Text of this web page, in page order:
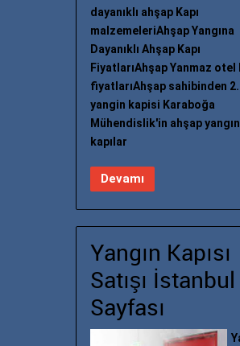
dayanıklı ahşap Kapı
malzemeleriAhşap Yangına
Dayanıklı Ahşap Kapı
FiyatlarıAhşap Yanmaz otel
fiyatlarıAhşap sahibinden 2.
yangin kapisi Karaboğa
Mühendislik'in ahşap yangın
kapılar
Devamı
Yangın Kapısı
Satışı İstanbul
Sayfası